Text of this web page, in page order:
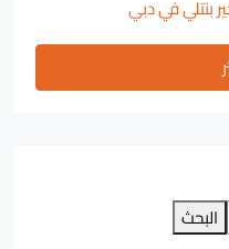
بنتلي في دبي
البحث